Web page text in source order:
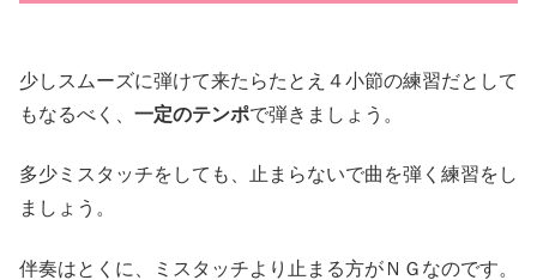
少しスムーズに弾けて来たらたとえ４小節の練習だとして
もなるべく、 一定のテンポで弾きましょう。
多少ミスタッチをしても、止まらないで曲を弾く練習をし
ましょう。
伴奏はとくに、ミスタッチより止まる方がＮＧなのです。